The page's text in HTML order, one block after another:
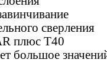
сверления
плюс T40
большое